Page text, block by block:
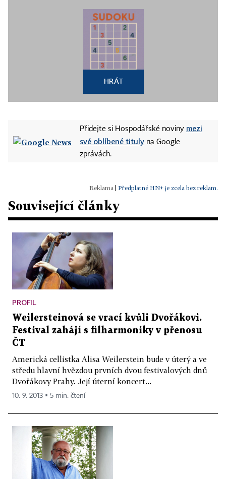
HRÁT
Přidejte si Hospodářské noviny mezi
své oblíbené tituly na Google
zprávách.
Předplatné HN+ je zcela bez reklam.
Související články
PROFIL
Weilersteinová se vrací kvůli Dvořákovi.
Festival zahájí s filharmoniky v přenosu
ČT
Americká cellistka Alisa Weilerstein bude v úterý a ve
středu hlavní hvězdou prvních dvou festivalových dnů
Dvořákovy Prahy. Její úterní koncert...
10. 9. 2013 ▪ 5 min. čtení